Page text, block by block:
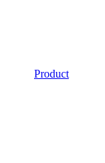
Product